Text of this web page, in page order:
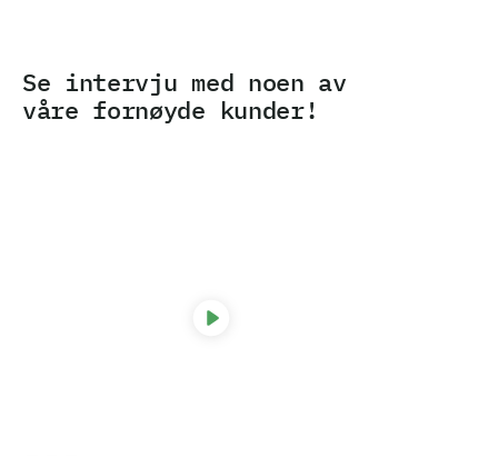
Se intervju med noen av
våre fornøyde kunder!